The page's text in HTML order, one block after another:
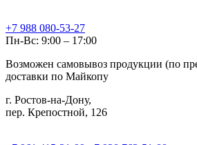
+7 988 080-53-27
Пн-Вс: 9:00 – 17:00
Возможен самовывоз продукции (по
доставки по Майкопу
г. Ростов-на-Дону,
пер. Крепостной, 126